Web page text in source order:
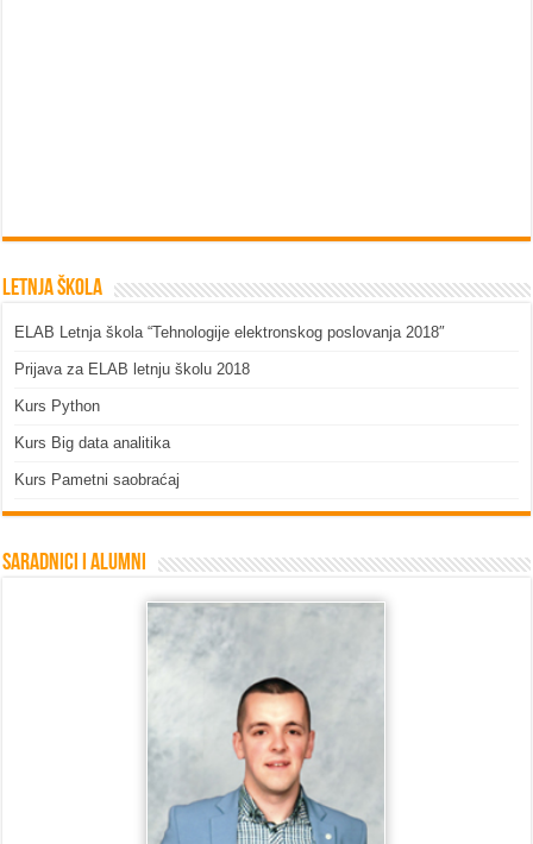
Letnja škola
ELAB Letnja škola “Tehnologije elektronskog poslovanja 2018″
Prijava za ELAB letnju školu 2018
Kurs Python
Kurs Big data analitika
Kurs Pametni saobraćaj
Saradnici i Alumni